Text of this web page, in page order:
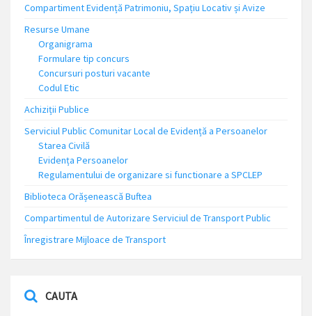
Compartiment Evidență Patrimoniu, Spațiu Locativ și Avize
Resurse Umane
Organigrama
Formulare tip concurs
Concursuri posturi vacante
Codul Etic
Achiziții Publice
Serviciul Public Comunitar Local de Evidență a Persoanelor
Starea Civilă
Evidența Persoanelor
Regulamentului de organizare si functionare a SPCLEP
Biblioteca Orășenească Buftea
Compartimentul de Autorizare Serviciul de Transport Public
Înregistrare Mijloace de Transport
CAUTA